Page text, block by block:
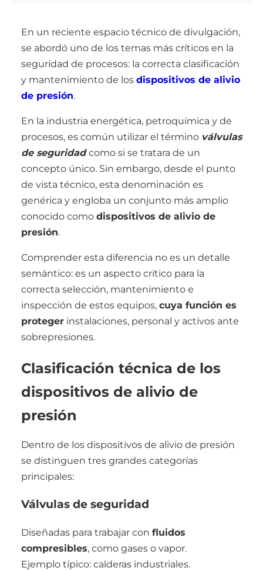
En un reciente espacio técnico de divulgación,
se abordó uno de los temas más críticos en la
seguridad de procesos: la correcta clasificación
y mantenimiento de los dispositivos de alivio
de presión.
En la industria energética, petroquímica y de
procesos, es común utilizar el término válvulas
de seguridad como si se tratara de un
concepto único. Sin embargo, desde el punto
de vista técnico, esta denominación es
genérica y engloba un conjunto más amplio
conocido como dispositivos de alivio de
presión.
Comprender esta diferencia no es un detalle
semántico: es un aspecto crítico para la
correcta selección, mantenimiento e
inspección de estos equipos, cuya función es
proteger instalaciones, personal y activos ante
sobrepresiones.
Clasificación técnica de los
dispositivos de alivio de
presión
Dentro de los dispositivos de alivio de presión
se distinguen tres grandes categorías
principales:
Válvulas de seguridad
Diseñadas para trabajar con fluidos
compresibles, como gases o vapor.
Ejemplo típico: calderas industriales.